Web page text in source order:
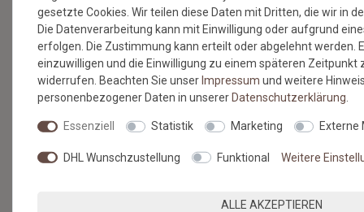
Versandkosten
Zahlungsmethoden & Sicherheit
Kontaktformular
Hilfe
RECHTLICHES
Datenschutz
gesetzte Cookies. Wir teilen diese Daten mit Dritten, die wir in
Die Datenverarbeitung kann mit Einwilligung oder aufgrund
erfolgen. Die Zustimmung kann erteilt oder abgelehnt werden.
einzuwilligen und die Einwilligung zu einem späteren Zeitpunkt
widerrufen. Beachten Sie unser Impressum und weitere
personenbezogener Daten in unserer Daten­schutz­erklärung
Essenziell Statistik Marketing Externe
DHL Wunschzustellung Funktional Weitere
ALLE AKZEPTIEREN